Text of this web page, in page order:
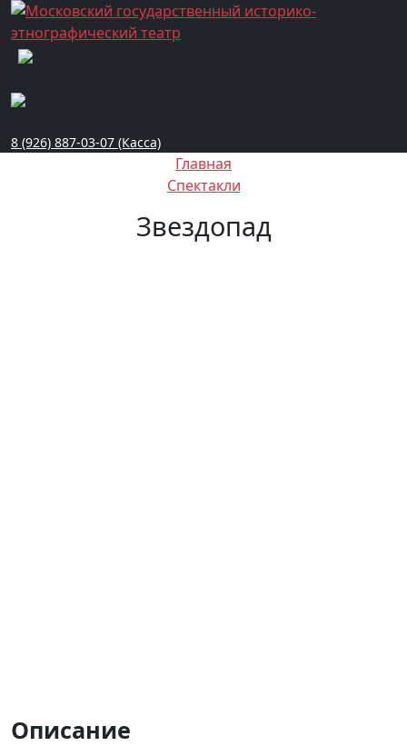
8 (926) 887-03-07 (Касса)
Звездопад
Главная
Спектакли
Описание